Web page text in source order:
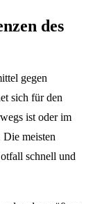
des
gegen
sich für den
ist oder im
meisten
schnell und